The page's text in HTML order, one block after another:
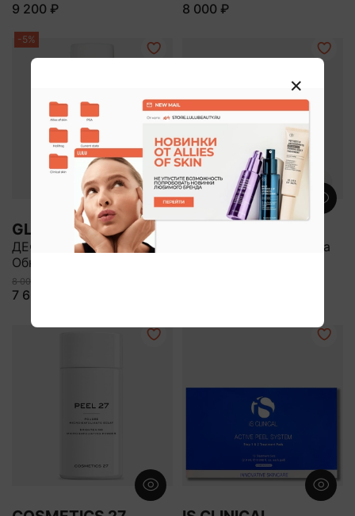
9 200 ₽ 8 000 ₽
-5%
GLYTONE
ДЕФЕКТ УПАКОВКИ:
Обновляющий гель
8 000 ₽
7 600 ₽
Маска-пилинг для лица